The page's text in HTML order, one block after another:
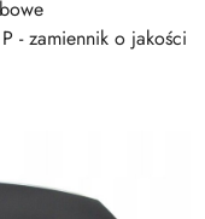
- zamiennik o jakości